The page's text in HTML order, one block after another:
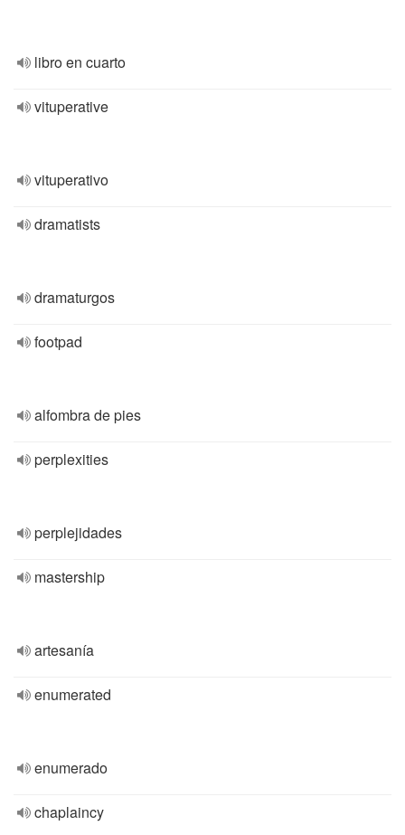
libro en cuarto
vituperative
vituperativo
dramatists
dramaturgos
footpad
alfombra de pies
perplexities
perplejidades
mastership
artesanía
enumerated
enumerado
chaplaincy